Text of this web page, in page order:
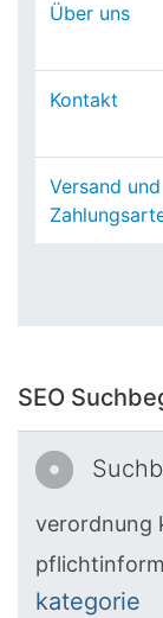
Über uns
Kontakt
Versand und
SEO
verordnung
kategorie